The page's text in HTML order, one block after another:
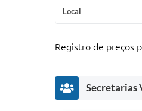
Local
Registro de preços
Secretarias